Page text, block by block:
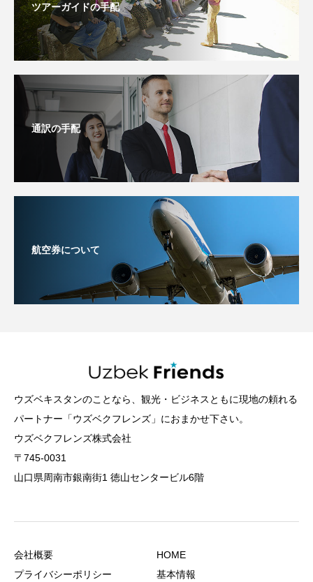
ツアーガイドの手配
通訳の手配
航空券について
ウズベキスタンのことなら、観光・ビジネスともに現地の頼れる
パートナー「ウズベクフレンズ」におまかせ下さい。
ウズベクフレンズ株式会社
〒745-0031
山口県周南市銀南街1 徳山センタービル6階
会社概要
プライバシーポリシー
HOME
基本情報